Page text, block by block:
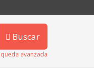
Buscar
avanzada